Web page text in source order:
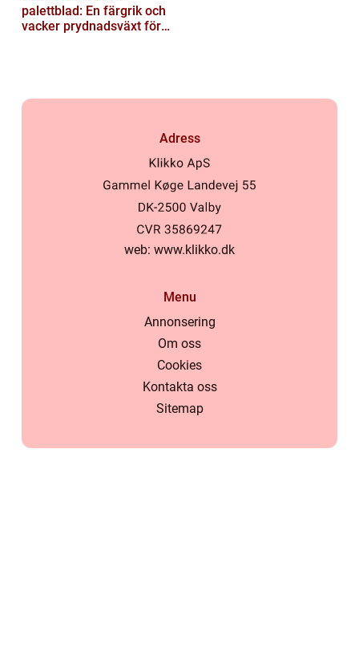
palettblad: En färgrik och
vacker prydnadsväxt för
Adress
web: www.klikko.dk
Menu
Annonsering
Om oss
Cookies
Kontakta oss
Sitemap